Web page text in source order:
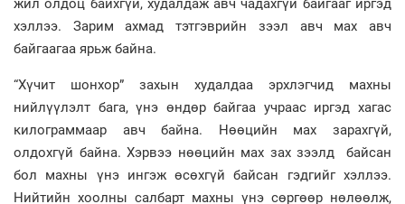
жил олдоц байхгүй, худалдаж авч чадахгүй байгааг иргэд
хэллээ. Зарим ахмад тэтгэврийн зээл авч мах авч
байгаагаа ярьж байна.
“Хүчит шонхор” захын худалдаа эрхлэгчид махны
нийлүүлэлт бага, үнэ өндөр байгаа учраас иргэд хагас
килограммаар авч байна. Нөөцийн мах зарахгүй,
олдохгүй байна. Хэрвээ нөөцийн мах зах зээлд байсан
бол махны үнэ ингэж өсөхгүй байсан гэдгийг хэллээ.
Нийтийн хоолны салбарт махны үнэ сөргөөр нөлөөлж,